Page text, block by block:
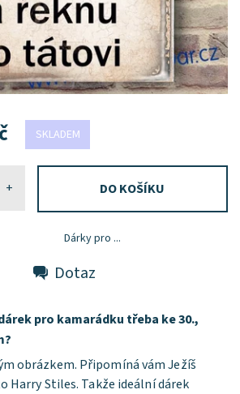
SKLADEM
+
Dárky pro ...
Dotaz
pro kamarádku třeba ke 30.,
obrázkem. Připomíná vám Ježíš
Harry Stiles. Takže ideální dárek